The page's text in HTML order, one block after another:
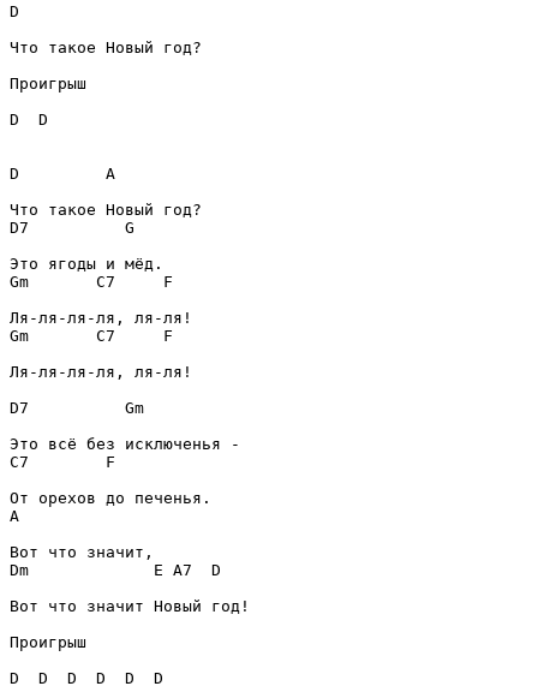
D
Что такое Новый год?
Проигрыш
D
D
D
A
D7
G
Gm
C7
F
Gm
C7
F
Ля-ля-ля-ля, ля-ля!
D7
Gm
C7
F
A
Dm
             E
A7
D
Вот что значит Новый год!
Проигрыш
D
D D D D D